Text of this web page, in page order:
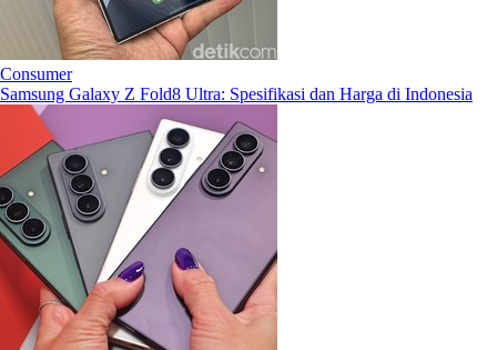
Consumer
Samsung Galaxy Z Fold8 Ultra: Spesifikasi dan Harga di Indonesia